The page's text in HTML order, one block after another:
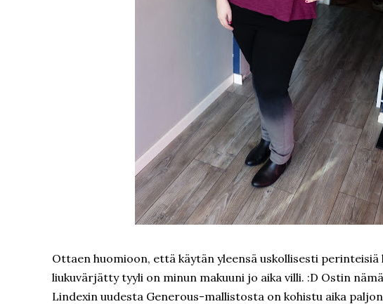
Ottaen huomioon, että käytän yleensä uskollisesti
liukuvärjätty tyyli on minun makuuni jo aika villi. :D Ostin
Lindexin uudesta Generous-mallistosta on kohistu aika